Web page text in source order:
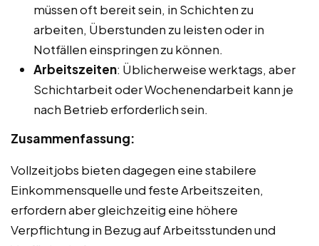
müssen oft bereit sein, in Schichten zu
arbeiten, Überstunden zu leisten oder in
Notfällen einspringen zu können.
Arbeitszeiten: Üblicherweise werktags, aber
Schichtarbeit oder Wochenendarbeit kann je
nach Betrieb erforderlich sein.
Zusammenfassung:
Vollzeitjobs bieten dagegen eine stabilere
Einkommensquelle und feste Arbeitszeiten,
erfordern aber gleichzeitig eine höhere
Verpflichtung in Bezug auf Arbeitsstunden und